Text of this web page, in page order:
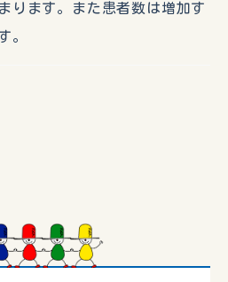
ります。また患者数は増加す
。